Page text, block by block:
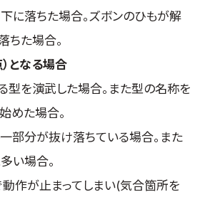
に落ちた場合。ズボンのひもが解
ちた場合。
となる場合
型を演武した場合。また型の名称を
めた場合。
部分が抜け落ちている場合。また
い場合。
動作が止まってしまい(気合箇所を